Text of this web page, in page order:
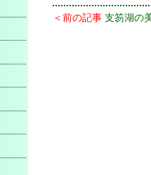
＜前の記事 支笏湖の